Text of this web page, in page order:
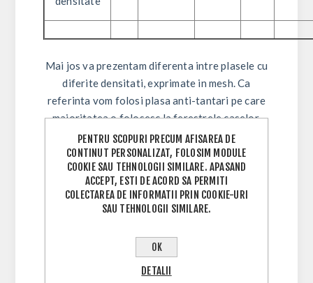
Mai jos va prezentam diferenta intre plasele cu
diferite densitati, exprimate in mesh. Ca
referinta vom folosi plasa anti-tantari pe care
majoritatea o folosesc la ferestrele caselor.
Plasa anti tantari are destitatea mesh 20.
Plasa comercializa de catre firma noastra are
densitatea de 30 mesh. un pic mai rara decat
cea de 32mm din poza.
suficenta de mica pentru a împiedica
patrunderea insectelor in solar.
PENTRU SCOPURI PRECUM AFISAREA DE
CONTINUT PERSONALIZAT, FOLOSIM MODULE
COOKIE SAU TEHNOLOGII SIMILARE. APASAND
ACCEPT, ESTI DE ACORD SA PERMITI
COLECTAREA DE INFORMATII PRIN COOKIE-URI
SAU TEHNOLOGII SIMILARE.
OK
DETALII